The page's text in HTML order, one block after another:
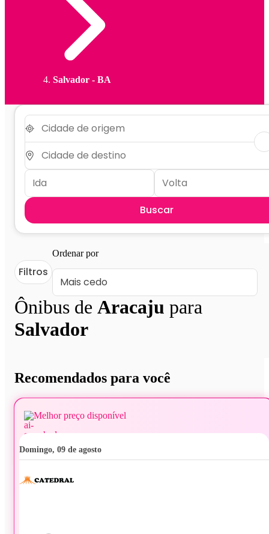
Salvador - BA
Buscar
Ônibus de Aracaju para
Salvador
Filtros
Ordenar por
Recomendados para você
Melhor preço disponível
domingo, 09 de agosto